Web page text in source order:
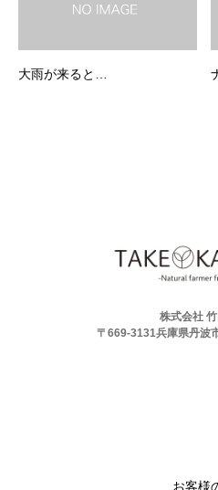
大雨が来ると…
株式会社
〒669-3131兵庫県丹波
お客様